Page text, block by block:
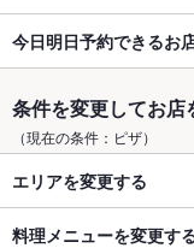
今日明日予約できるお
条件を変更してお店
（現在の条件：ピザ）
エリアを変更する
料理メニューを変更す